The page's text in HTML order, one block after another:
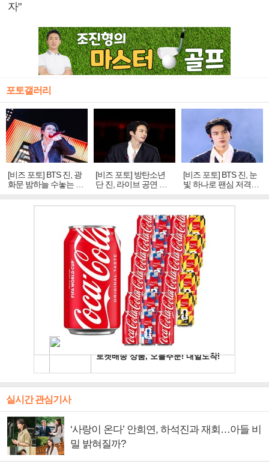
자"
포토갤러리
[비즈 포토] BTS 진, 광
화문 밤하늘 수놓는 '비
주얼 킹'의 열창
[비즈 포토] 방탄소년
단 진, 라이브 공연 중
빛나는 독보적 아우라
[비즈 포토] BTS 진, 눈
빛 하나로 팬심 저격…
독보적 카리스마
실시간 관심기사
‘사랑이 온다’ 안희연, 하석진과 재회…아들 비
밀 밝혀질까?